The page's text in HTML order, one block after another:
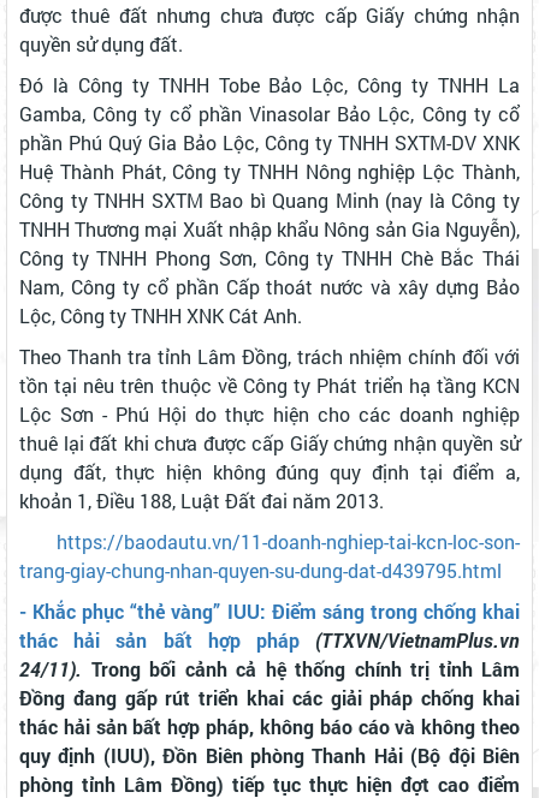
được thuê đất nhưng chưa được cấp Giấy chứng nhận
quyền sử dụng đất.
Đó là Công ty TNHH Tobe Bảo Lộc, Công ty TNHH La
Gamba, Công ty cổ phần Vinasolar Bảo Lộc, Công ty cổ
phần Phú Quý Gia Bảo Lộc, Công ty TNHH SXTM-DV XNK
Huệ Thành Phát, Công ty TNHH Nông nghiệp Lộc Thành,
Công ty TNHH SXTM Bao bì Quang Minh (nay là Công ty
TNHH Thương mại Xuất nhập khẩu Nông sản Gia Nguyễn),
Công ty TNHH Phong Sơn, Công ty TNHH Chè Bắc Thái
Nam, Công ty cổ phần Cấp thoát nước và xây dựng Bảo
Lộc, Công ty TNHH XNK Cát Anh.
Theo Thanh tra tỉnh Lâm Đồng, trách nhiệm chính đối với
tồn tại nêu trên thuộc về Công ty Phát triển hạ tầng KCN
Lộc Sơn - Phú Hội do thực hiện cho các doanh nghiệp
thuê lại đất khi chưa được cấp Giấy chứng nhận quyền sử
dụng đất, thực hiện không đúng quy định tại điểm a,
khoản 1, Điều 188, Luật Đất đai năm 2013.
https://baodautu.vn/11-doanh-nghiep-tai-kcn-loc-son-
trang-giay-chung-nhan-quyen-su-dung-dat-d439795.html
- Khắc phục “thẻ vàng” IUU: Điểm sáng trong chống khai
thác hải sản bất hợp pháp
(TTXVN/VietnamPlus.vn
24/11). Trong bối cảnh cả hệ thống chính trị tỉnh Lâm
Đồng đang gấp rút triển khai các giải pháp chống khai
thác hải sản bất hợp pháp, không báo cáo và không theo
quy định (IUU), Đồn Biên phòng Thanh Hải (Bộ đội Biên
phòng tỉnh Lâm Đồng) tiếp tục thực hiện đợt cao điểm